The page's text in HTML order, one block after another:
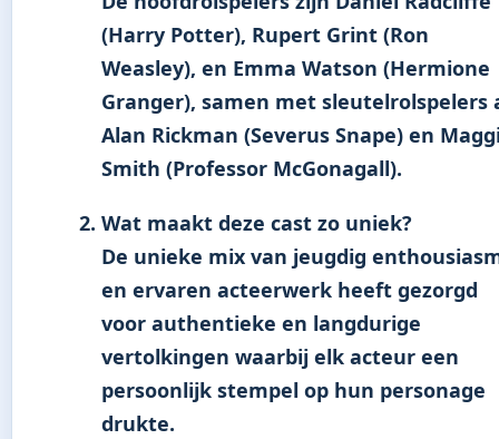
(Harry Potter), Rupert Grint (Ron
Weasley), en Emma Watson (Hermione
Granger), samen met sleutelrolspelers
Alan Rickman (Severus Snape) en
Smith (Professor McGonagall).
Wat maakt deze cast zo uniek?
De unieke mix van jeugdig
en ervaren acteerwerk heeft gezorgd
voor authentieke en langdurige
vertolkingen waarbij elk acteur een
persoonlijk stempel op hun personage
drukte.